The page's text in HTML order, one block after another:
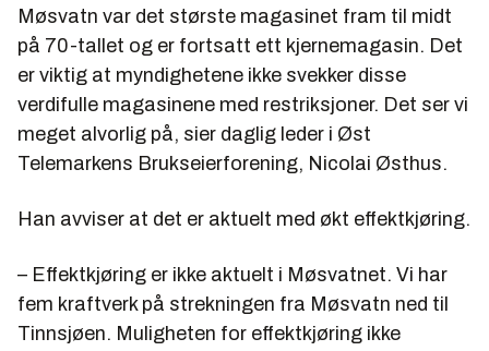
Møsvatn var det største magasinet fram til midt
på 70-tallet og er fortsatt ett kjernemagasin. Det
er viktig at myndighetene ikke svekker disse
verdifulle magasinene med restriksjoner. Det ser vi
meget alvorlig på, sier daglig leder i Øst
Telemarkens Brukseierforening, Nicolai Østhus.
Han avviser at det er aktuelt med økt effektkjøring.
– Effektkjøring er ikke aktuelt i Møsvatnet. Vi har
fem kraftverk på strekningen fra Møsvatn ned til
Tinnsjøen. Muligheten for effektkjøring ikke